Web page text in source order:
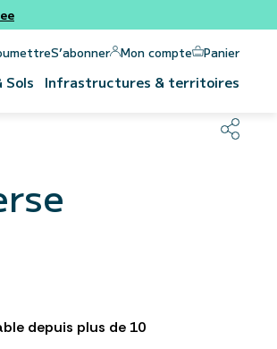
S’abonner Mon compte Panier
Sols Infrastructures & territoires
depuis plus de 10